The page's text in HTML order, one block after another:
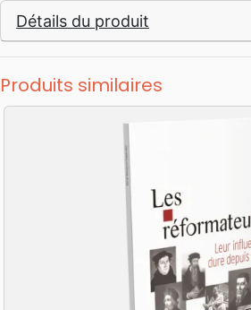
Détails du produit
Produits similaires